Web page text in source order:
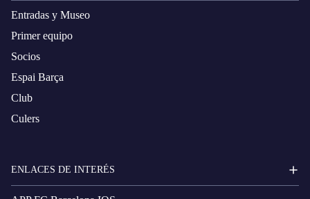
Entradas y Museo
Primer equipo
Socios
Espai Barça
Club
Culers
ENLACES DE INTERÉS